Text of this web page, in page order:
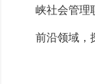
峡社会管理
前沿领域，